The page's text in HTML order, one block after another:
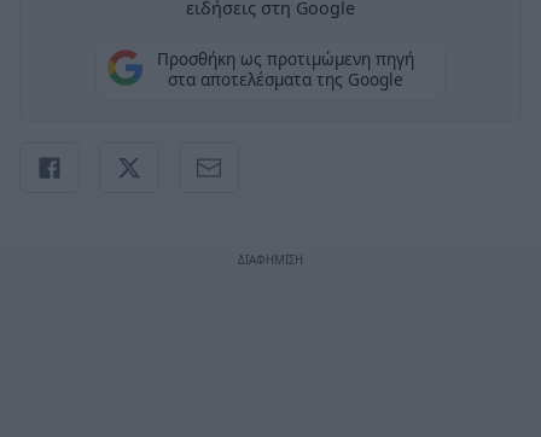
ειδήσεις στη Google
Προσθήκη ως προτιμώμενη πηγή
στα αποτελέσματα της Google